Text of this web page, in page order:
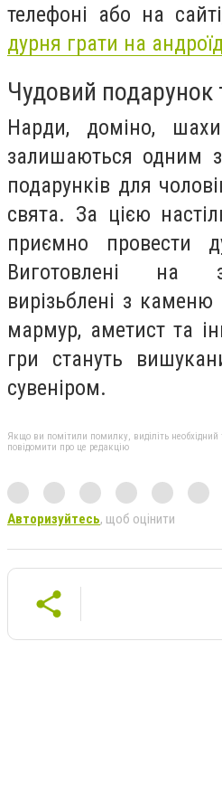
телефоні або на
дурня грати на андроїд
Чудовий подарунок
Нарди, доміно,
залишаються одним
подарунків для
свята. За цією
приємно провести
Виготовлені на
вирізьблені з
мармур, аметист та
гри стануть
сувеніром.
Якщо ви помітили помилку, виділіть необхідний
повідомити про це редакцію
Авторизуйтесь, щоб оцінити